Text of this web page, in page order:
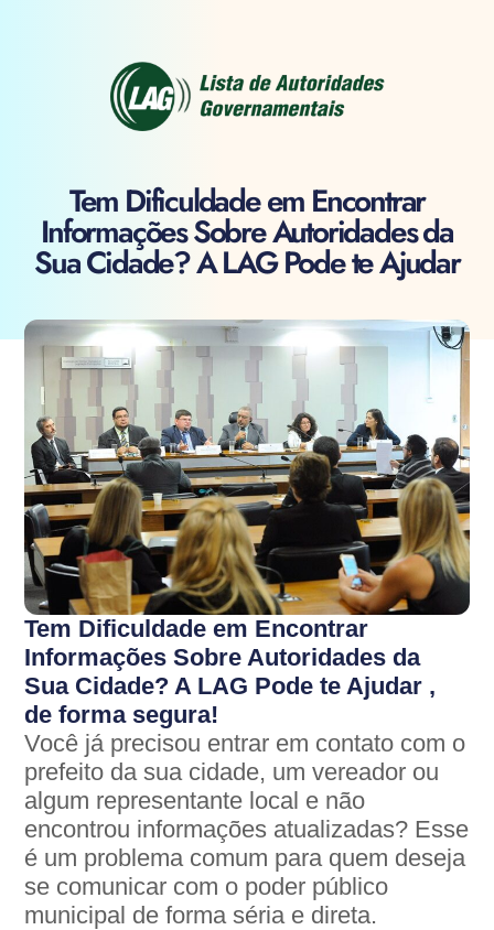
Tem Dificuldade em Encontrar
Informações Sobre Autoridades da
Sua Cidade? A LAG Pode te Ajudar
Tem Dificuldade em Encontrar
Informações Sobre Autoridades da
Sua Cidade? A LAG Pode te Ajudar ,
de forma segura!
Você já precisou entrar em contato com o
prefeito da sua cidade, um vereador ou
algum representante local e não
encontrou informações atualizadas? Esse
é um problema comum para quem deseja
se comunicar com o poder público
municipal de forma séria e direta.